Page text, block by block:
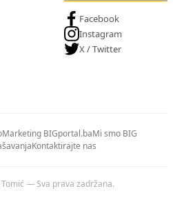
Facebook
Instagram
X / Twitter
Marketing BIGportal.baMi smo BIG
Kontaktirajte nas
— Sva prava zadržana.